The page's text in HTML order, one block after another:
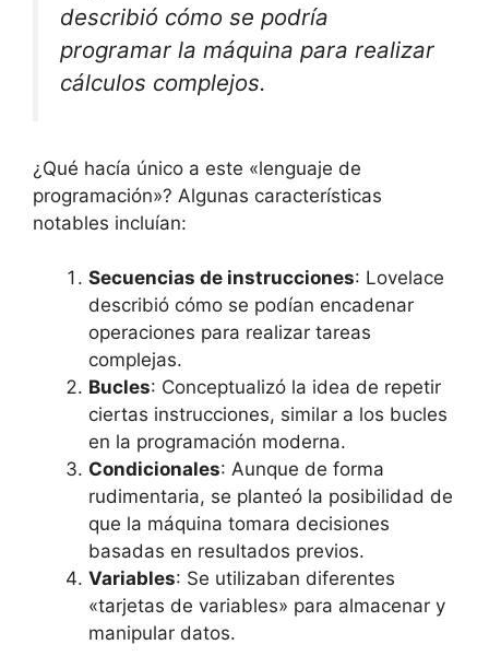
describió cómo se podría
programar la máquina para realizar
cálculos complejos.
¿Qué hacía único a este «lenguaje de
programación»? Algunas características
notables incluían:
Secuencias de instrucciones: Lovelace
describió cómo se podían encadenar
operaciones para realizar tareas
complejas.
Bucles: Conceptualizó la idea de repetir
ciertas instrucciones, similar a los bucles
en la programación moderna.
Condicionales: Aunque de forma
rudimentaria, se planteó la posibilidad de
que la máquina tomara decisiones
basadas en resultados previos.
Variables: Se utilizaban diferentes
«tarjetas de variables» para almacenar y
manipular datos.